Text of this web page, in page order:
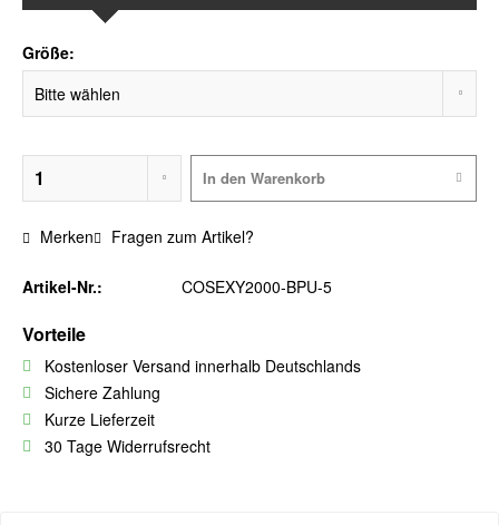
Größe:
In den Warenkorb
Merken Fragen zum Artikel?
Artikel-Nr.: COSEXY2000-BPU-5
Vorteile
Kostenloser Versand innerhalb Deutschlands
Sichere Zahlung
Kurze Lieferzeit
30 Tage Widerrufsrecht